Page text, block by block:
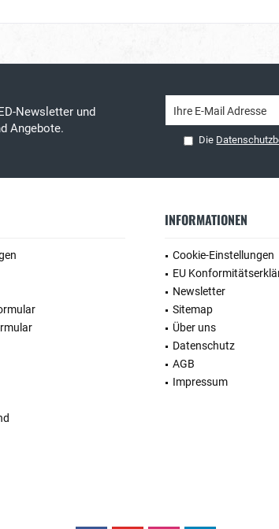
Newsletter und
Angebote.
Die
INFORMATIONEN
Cookie-Einstellungen
EU
Newsletter
Sitemap
Über uns
Datenschutz
AGB
Impressum